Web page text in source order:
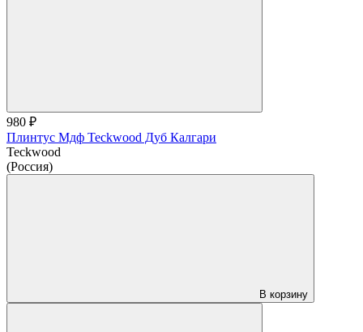
980 ₽
Плинтус Мдф Teckwood Дуб Калгари
Teckwood
(Россия)
В корзину